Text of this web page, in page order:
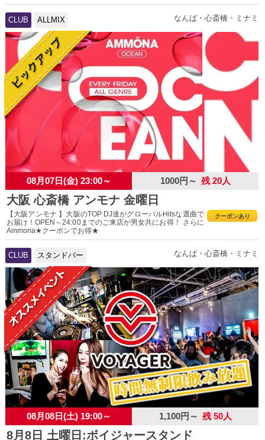
CLUB ALLMIX なんば・心斎橋・ミナミ
08月07日(金) 23:00～ 1000円～ 残 20人
大阪 心斎橋 アンモナ 金曜日
クーポンあり
【大阪アンモナ 】大阪のTOP DJ達がグローバルHitsな選曲で
お届け！OPEN～24:00までのご来店が男女共にお得！ さらに
Ammona★クーポンでお得★
CLUB スタンドバー なんば・心斎橋・ミナミ
08月08日(土) 19:00～ 1,100円～ 残 50人
8月8日 土曜日:ボイジャースタンド